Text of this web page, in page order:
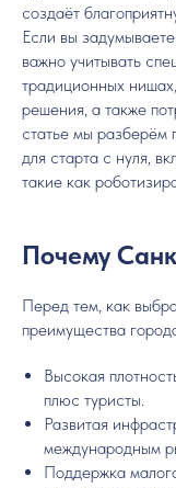
создаёт
Если вы
важно учитывать
традиционных
решения, а также
статье мы разберём
для старта с нуля,
такие как
Почему
Перед тем, как
преимущества
Высокая
плюс туристы.
Развитая
международным
Поддержка